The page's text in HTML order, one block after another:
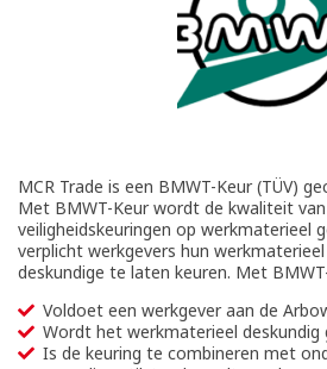
MCR Trade is een BMWT-Keur (TÜV)
Met BMWT-Keur wordt de kwaliteit
veiligheidskeuringen op werkmaterieel
verplicht werkgevers hun
deskundige te laten keuren. Met
Voldoet een werkgever aan de
Wordt het werkmaterieel deskundig
Is de keuring te combineren met